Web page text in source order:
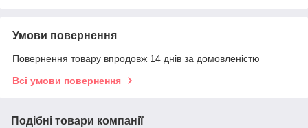
Умови повернення
Повернення товару впродовж 14 днів за домовленістю
Всі умови повернення
Подібні товари компанії